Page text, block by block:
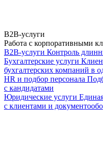
B2B-услуги
Работа с корпоративными
B2B-услуги Контроль
Бухгалтерские услуги
бухгалтерских компаний в
HR и подбор персонала
с кандидатами
Юридические услуги
с клиентами и